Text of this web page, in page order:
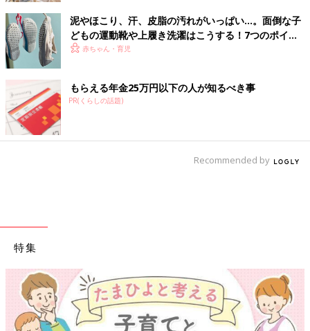
泥やほこり、汗、皮脂の汚れがいっぱい…。面倒な子
どもの運動靴や上履き洗濯はこうする！7つのポイン
ト 赤ちゃん・育児
もらえる年金25万円以下の人が知るべき事
PR(くらしの話題)
Recommended by
特集